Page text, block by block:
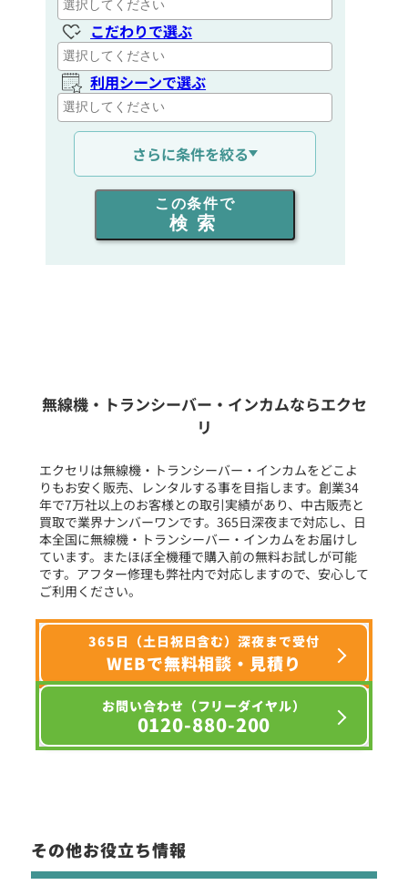
こだわりで選ぶ
利用シーンで選ぶ
通信距離を選ぶ
出力を選ぶ
同時通話人数を選ぶ
フリーワード入力(製品名等)
選択条件をリセット
さらに条件を絞る
この条件で
検索
無線機・トランシーバー・インカムならエクセ
リ
エクセリは無線機・トランシーバー・インカムをどこよ
りもお安く販売、レンタルする事を目指します。創業34
年で7万社以上のお客様との取引実績があり、中古販売と
買取で業界ナンバーワンです。365日深夜まで対応し、日
本全国に無線機・トランシーバー・インカムをお届けし
ています。またほぼ全機種で購入前の無料お試しが可能
です。アフター修理も弊社内で対応しますので、安心して
ご利用ください。
365日（土日祝日含む）深夜まで受付
WEBで無料相談・見積り
お問い合わせ（フリーダイヤル）
0120-880-200
その他お役立ち情報